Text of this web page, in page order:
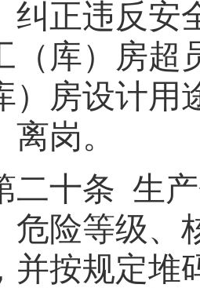
纠正违反安
（库）房超
）房设计
离岗。
二十条 生
危险等级、
并按规定堆